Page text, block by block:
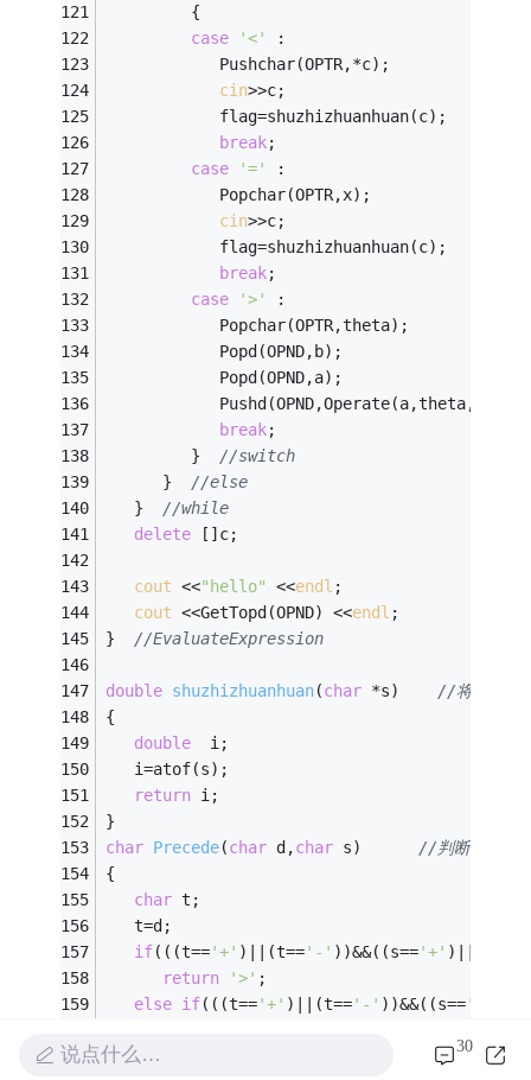
         {
case
'<'
:
            Pushchar(OPTR,*c);
cin>>c;
            flag=shuzhizhuanhuan(c);
break;
case
'='
:
            Popchar(OPTR,x);
cin>>c;
            flag=shuzhizhuanhuan(c);
break;
case
'>'
:
            Popchar(OPTR,theta);
            Popd(OPND,b);
            Popd(OPND,a);
            Pushd(OPND,Operate(a,theta,b));
break;
         }
//switch
      }
//else
   }
//while
delete []c;
cout <<"hello" <<endl ;
cout <<GetTopd(OPND) <<endl ;
} //EvaluateExpression
double shuzhizhuanhuan(char *s)
//将字符串
{
double
  i;
   i=atof(s);
return i;
}
char Precede(char d,char s)
//判断符号优
{
char t;
   t=d;
if(((t=='+' )||(t=='-' ))&&((s=='+' )||(s==
return
'>' ;
else if(((t=='+' )||(t=='-' ))&&((s=='*'
else
))&&((s=='+'
说点什么… 30